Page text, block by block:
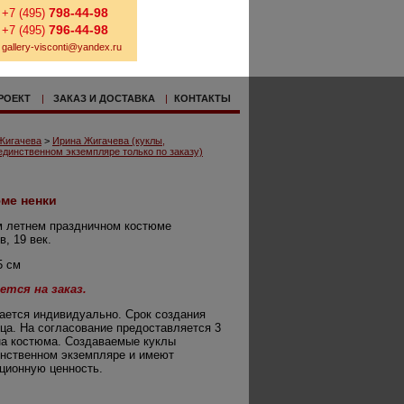
+7 (495) 798-44-98
+7 (495) 796-44-98
gallery-visconti@yandex.ru
| ЗАКАЗ И ДОСТАВКА | КОНТАКТЫ
> Ирина Жигачева (куклы,
экземпляре только по заказу)
ненки
летнем праздничном костюме
19 век.
см
на заказ.
индивидуально. Срок создания
На согласование предоставляется 3
костюма. Создаваемые куклы
экземпляре и имеют
ценность.